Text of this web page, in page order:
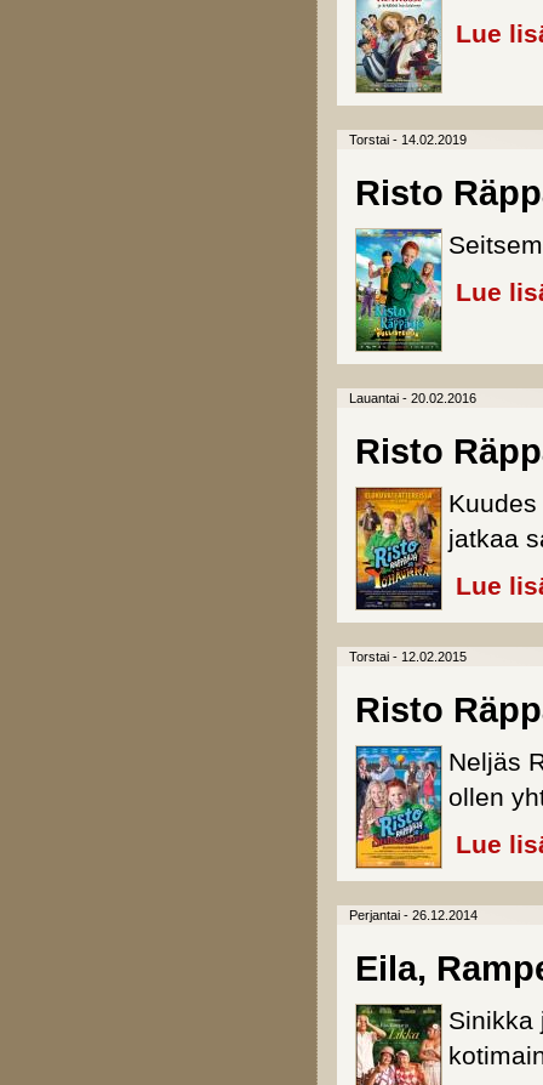
Lue
Torstai - 14.02.2019
Risto
Lue
Lauantai - 20.02.2016
Risto
jatkaa
Lue
Torstai - 12.02.2015
Risto
Neljäs
ollen
Lue
Perjantai - 26.12.2014
Eila,
Sinikka